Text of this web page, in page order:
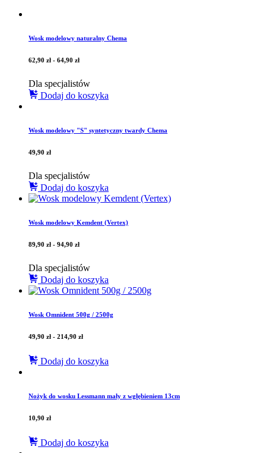
Wosk modelowy naturalny Chema
62,90 zł - 64,90 zł
Dla specjalistów
Dodaj do koszyka
Wosk modelowy "S" syntetyczny twardy Chema
49,90 zł
Dla specjalistów
Dodaj do koszyka
Wosk modelowy Kemdent (Vertex)
89,90 zł - 94,90 zł
Dla specjalistów
Dodaj do koszyka
Wosk Omnident 500g / 2500g
49,90 zł - 214,90 zł
Dodaj do koszyka
Nożyk do wosku Lessmann mały z wgłębieniem 13cm
10,90 zł
Dodaj do koszyka